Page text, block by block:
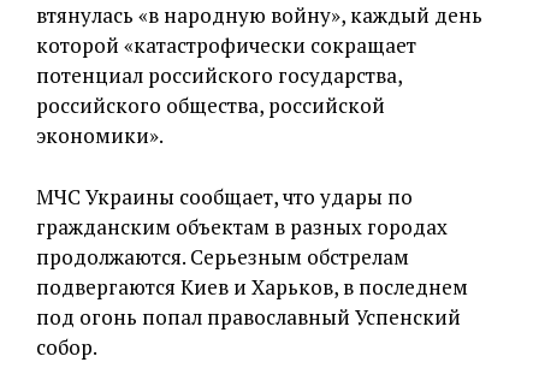
втянулась «в народную войну», каждый день
которой «катастрофически сокращает
потенциал российского государства,
российского общества, российской
экономики».
МЧС Украины сообщает, что удары по
гражданским объектам в разных городах
продолжаются. Серьезным обстрелам
подвергаются Киев и Харьков, в последнем
под огонь попал православный Успенский
собор.